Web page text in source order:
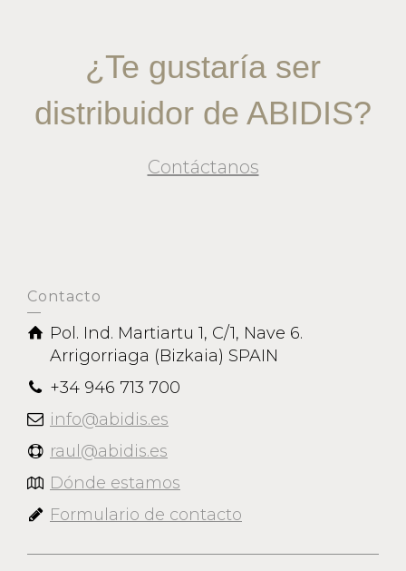
¿Te gustaría ser
distribuidor de ABIDIS?
Contáctanos
Contacto
Pol. Ind. Martiartu 1, C/1, Nave 6.
Arrigorriaga (Bizkaia) SPAIN
+34 946 713 700
info@abidis.es
raul@abidis.es
Dónde estamos
Formulario de contacto